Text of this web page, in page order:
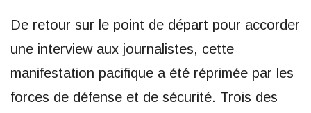
De retour sur le point de départ pour accorder
une interview aux journalistes, cette
manifestation pacifique a été réprimée par les
forces de défense et de sécurité. Trois des